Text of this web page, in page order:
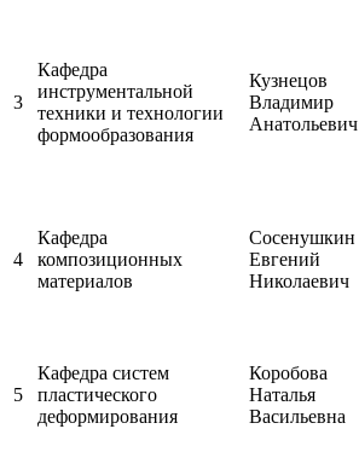
3
Кафедра
инструментальной
техники и технологии
формообразования
Кузнецов
Владимир
Анатольевич
4
Кафедра
композиционных
материалов
Сосенушкин
Евгений
Николаевич
5
Кафедра систем
пластического
деформирования
Коробова
Наталья
Васильевна